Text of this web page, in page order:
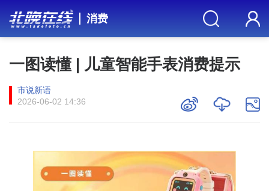
消费
一图读懂 | 儿童智能手表消费提示
市说新语
2026-06-02 14:36